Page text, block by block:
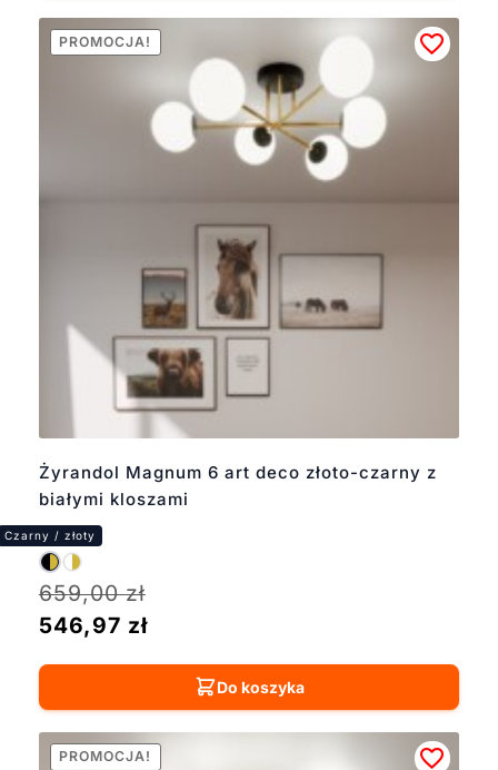
Żyrandol Magnum 6 art deco złoto-czarny z
białymi kloszami
PROMOCJA!
659,00zł
546,97 zł
Do koszyka
PROMOCJA!